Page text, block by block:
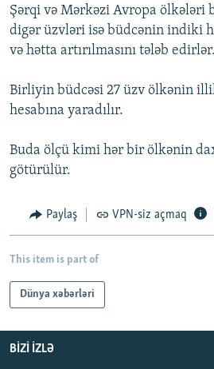
Şərqi və Mərkəzi Avropa ölkələri
digər üzvləri isə büdcənin indiki
və hətta artırılmasını tələb edirlər.
Birliyin büdcəsi 27 üzv ölkənin
hesabına yaradılır.
Buda ölçü kimi hər bir ölkənin
götürülür.
Paylaş VPN-siz açmaq
This item is part of
Dünya xəbərləri
BIZI IZLƏ